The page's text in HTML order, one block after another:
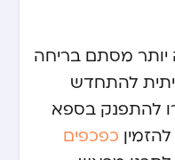
יותר מסתם בריחה
להתחדש
להתפנק בספא
כפכפים